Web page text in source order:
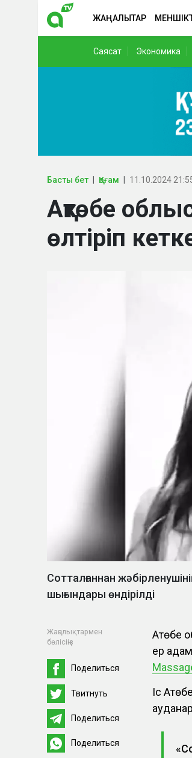
ЖАҢАЛЫҚТАР
Саясат Экономика
Басты бет Қоғам 11.10.2024
Ақтөбе
өлтіріп
Сотталғаннан
шығындары өндірілді
Жаңалықтармен
бөлісіңіз
Поделиться
Твитнуть
Поделиться
Поделиться
Ақтөбе
ер
Іс